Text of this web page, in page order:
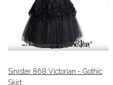
Sinister 868 Victorian - Gothic
Skirt